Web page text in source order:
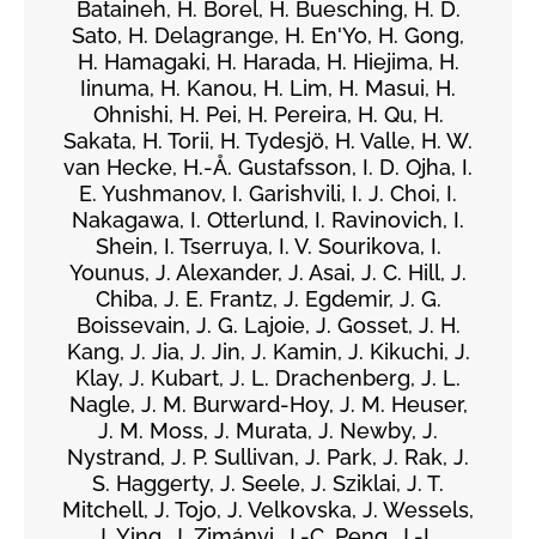
Bataineh, H. Borel, H. Buesching, H. D.
Sato, H. Delagrange, H. En'Yo, H. Gong,
H. Hamagaki, H. Harada, H. Hiejima, H.
Iinuma, H. Kanou, H. Lim, H. Masui, H.
Ohnishi, H. Pei, H. Pereira, H. Qu, H.
Sakata, H. Torii, H. Tydesjö, H. Valle, H. W.
van Hecke, H.-Å. Gustafsson, I. D. Ojha, I.
E. Yushmanov, I. Garishvili, I. J. Choi, I.
Nakagawa, I. Otterlund, I. Ravinovich, I.
Shein, I. Tserruya, I. V. Sourikova, I.
Younus, J. Alexander, J. Asai, J. C. Hill, J.
Chiba, J. E. Frantz, J. Egdemir, J. G.
Boissevain, J. G. Lajoie, J. Gosset, J. H.
Kang, J. Jia, J. Jin, J. Kamin, J. Kikuchi, J.
Klay, J. Kubart, J. L. Drachenberg, J. L.
Nagle, J. M. Burward-Hoy, J. M. Heuser,
J. M. Moss, J. Murata, J. Newby, J.
Nystrand, J. P. Sullivan, J. Park, J. Rak, J.
S. Haggerty, J. Seele, J. Sziklai, J. T.
Mitchell, J. Tojo, J. Velkovska, J. Wessels,